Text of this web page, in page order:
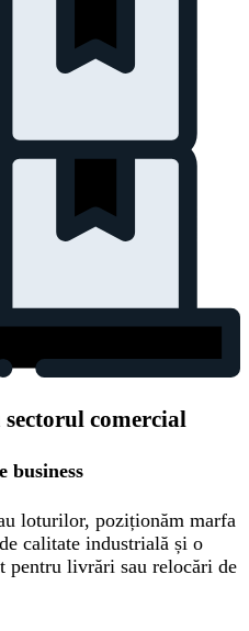
comercial
business
loturilor, poziționăm marfa
calitate industrială și o
livrări sau relocări de